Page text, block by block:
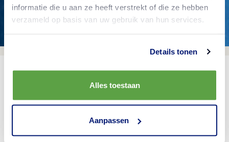
informatie die u aan ze heeft verstrekt of die ze hebben
verzameld op basis van uw gebruik van hun services.
Details tonen
Alles toestaan
Aanpassen